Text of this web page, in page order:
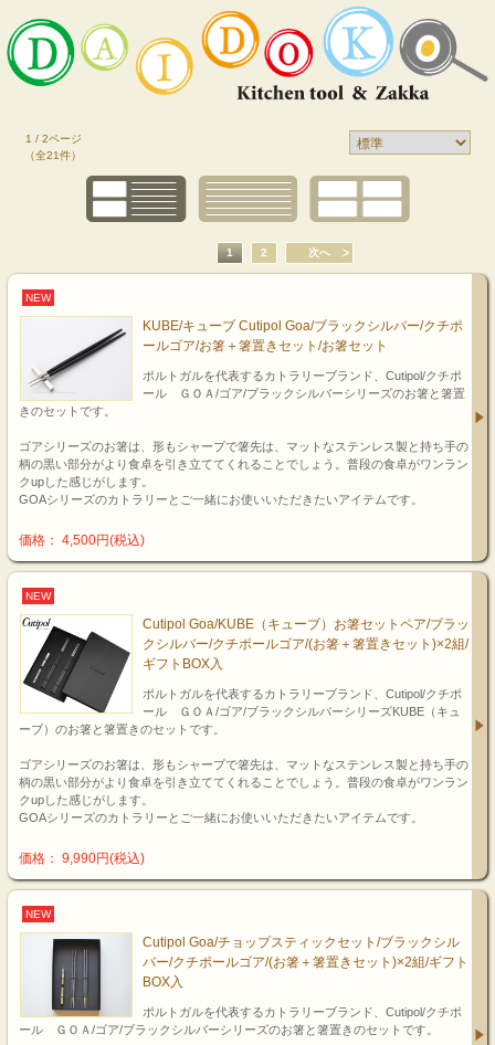
1 / 2ページ
（全21件）
1 2 次へ
NEW
KUBE/キューブ Cutipol Goa/ブラックシルバー/クチポ
ールゴア/お箸＋箸置きセット/お箸セット
ポルトガルを代表するカトラリーブランド、Cutipol/クチポ
ール ＧＯＡ/ゴア/ブラックシルバーシリーズのお箸と箸置
きのセットです。
ゴアシリーズのお箸は、形もシャープで箸先は、マットなステンレス製と持ち手の
柄の黒い部分がより食卓を引き立ててくれることでしょう。普段の食卓がワンラン
クupした感じがします。
GOAシリーズのカトラリーとご一緒にお使いいただきたいアイテムです。
価格： 4,500円(税込)
NEW
Cutipol Goa/KUBE（キューブ）お箸セットペア/ブラッ
クシルバー/クチポールゴア/(お箸＋箸置きセット)×2組/
ギフトBOX入
ポルトガルを代表するカトラリーブランド、Cutipol/クチポ
ール ＧＯＡ/ゴア/ブラックシルバーシリーズKUBE（キュ
ーブ）のお箸と箸置きのセットです。
ゴアシリーズのお箸は、形もシャープで箸先は、マットなステンレス製と持ち手の
柄の黒い部分がより食卓を引き立ててくれることでしょう。普段の食卓がワンラン
クupした感じがします。
GOAシリーズのカトラリーとご一緒にお使いいただきたいアイテムです。
価格： 9,990円(税込)
NEW
Cutipol Goa/チョップスティックセット/ブラックシル
バー/クチポールゴア/(お箸＋箸置きセット)×2組/ギフト
BOX入
ポルトガルを代表するカトラリーブランド、Cutipol/クチポ
ール ＧＯＡ/ゴア/ブラックシルバーシリーズのお箸と箸置きのセットです。